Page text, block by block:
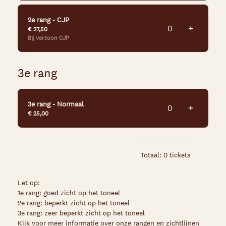
2e rang - CJP
€ 27,50
Bij vertoon CJP
+Voeg
3e rang
3e rang - Normaal
€ 25,00
+Voeg
Totaal: 0 tickets
Let op:
1e rang: goed zicht op het toneel
2e rang: beperkt zicht op het toneel
3e rang: zeer beperkt zicht op het toneel
Kijk voor meer informatie over onze rangen en zichtlijnen